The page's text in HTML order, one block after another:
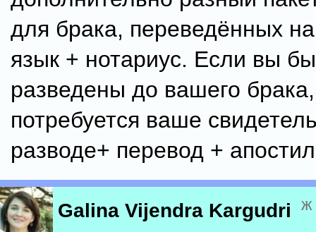
для брака, переведëнных
язык + нотариус. Если вы
разведены до вашего
потребуется ваше
разводе+ перевод +
Galina Vijendra Kargudri ж